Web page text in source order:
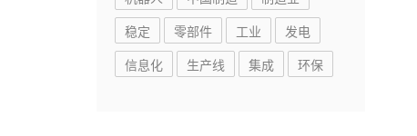
稳定
零部件 工业
发电
信息化
生产线 集成 环保